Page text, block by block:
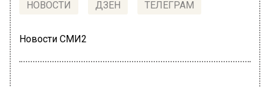
НОВОСТИ ДЗЕН ТЕЛЕГРАМ
Новости СМИ2